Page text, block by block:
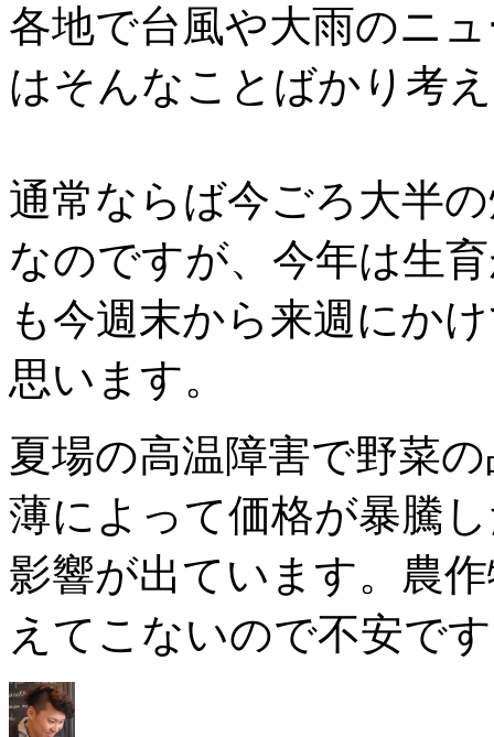
各地で台風や大雨のニ
はそんなことばかり考
通常ならば今ごろ大半
なのですが、今年は生
も今週末から来週にか
思います。
夏場の高温障害で野菜
薄によって価格が暴騰
影響が出ています。農
えてこないので不安で